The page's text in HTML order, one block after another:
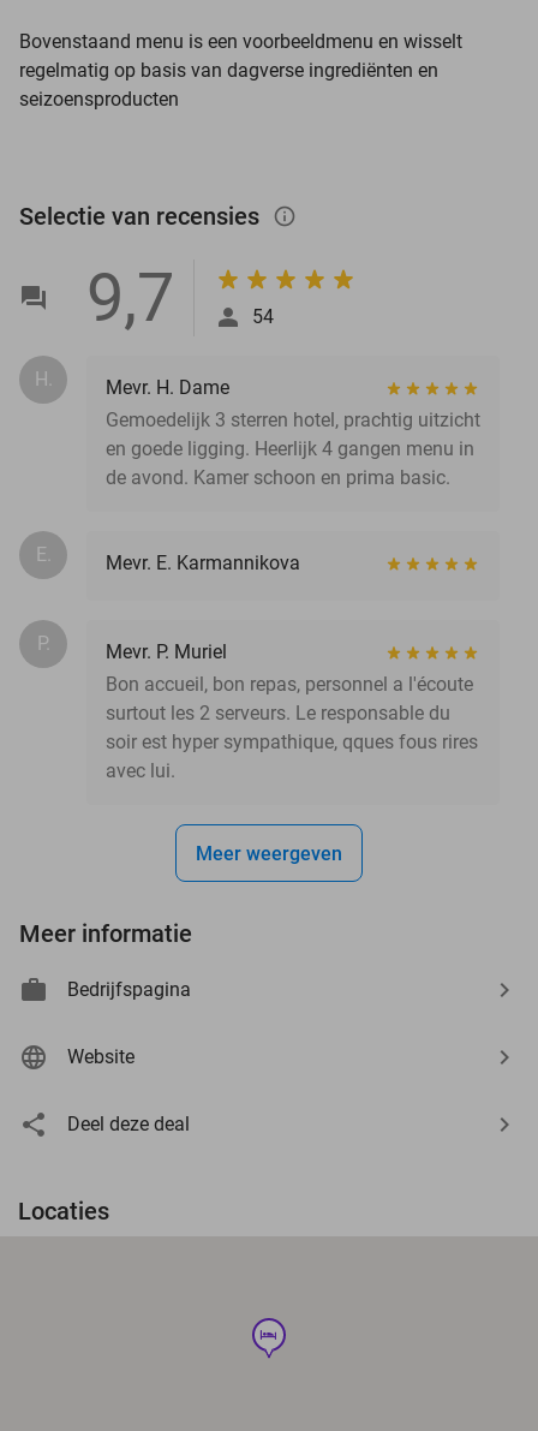
Bovenstaand menu is een voorbeeldmenu en wisselt
regelmatig op basis van dagverse ingrediënten en
seizoensproducten
Selectie van recensies info_outlined
9,7 54
H.
Mevr. H. Dame
Gemoedelijk 3 sterren hotel, prachtig uitzicht
en goede ligging. Heerlijk 4 gangen menu in
de avond. Kamer schoon en prima basic.
E. Mevr. E. Karmannikova
P.
Mevr. P. Muriel
Bon accueil, bon repas, personnel a l'écoute
surtout les 2 serveurs. Le responsable du
soir est hyper sympathique, qques fous rires
avec lui.
Meer weergeven
Meer informatie
Bedrijfspagina
Website
Deel deze deal
Locaties
hotel